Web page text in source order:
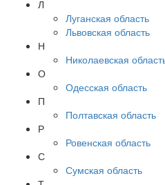
Л
Луганская область
Львовская область
Н
Николаевская
О
Одесская область
П
Полтавская область
Р
Ровенская область
С
Сумская область